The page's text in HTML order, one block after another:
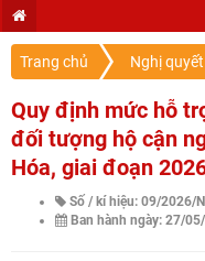
Trang chủ Nghị quyết
Quy định mức hỗ
đối tượng hộ cận
Hóa, giai đoạn
Số / kí hiệu: 09/2026/
Ban hành ngày: 27/